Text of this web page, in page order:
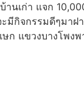
านเก่า แจก
ะมีกิจกรรมดีๆม
ก แขวงบางโพง